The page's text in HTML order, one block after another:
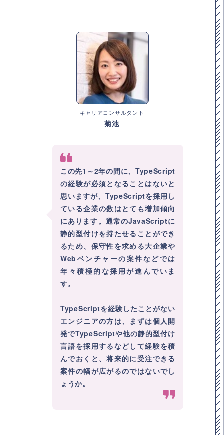
キャリアコンサルタント
菊池
この先1～2年の間に、TypeScript
の経験が必須となることはないと
思いますが、TypeScriptを採用し
ている企業の数はとても増加傾向
にあります。通常のJavaScriptに
静的型付けを持たせることができ
るため、保守性を求める大企業や
Webベンチャーの案件などでは
年々積極的な採用が進んでいま
す。
TypeScriptを経験したことがない
エンジニアの方は、まずは個人開
発でTypeScriptや他の静的型付け
言語を採用するなどして経験を積
んでおくと、将来的に受注できる
案件の幅が広がるのではないでし
ょうか。